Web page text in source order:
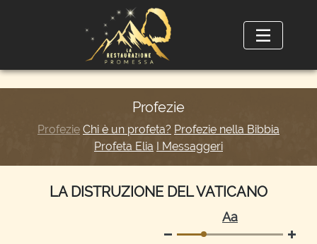
Profezie
Profezie Chi è un profeta? Profezie nella Bibbia
Profeta Elia I Messaggeri
LA DISTRUZIONE DEL VATICANO
Аа